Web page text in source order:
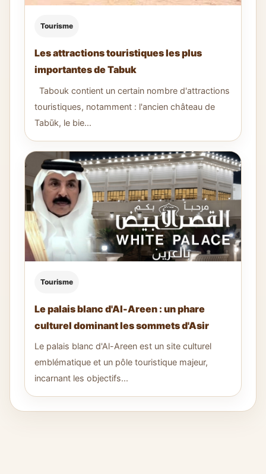
Tourisme
Les attractions touristiques les plus
importantes de Tabuk
Tabouk contient un certain nombre d'attractions
touristiques, notamment : l'ancien château de
Tabūk, le bie...
Tourisme
Le palais blanc d'Al-Areen : un phare
culturel dominant les sommets d'Asir
Le palais blanc d'Al-Areen est un site culturel
emblématique et un pôle touristique majeur,
incarnant les objectifs...